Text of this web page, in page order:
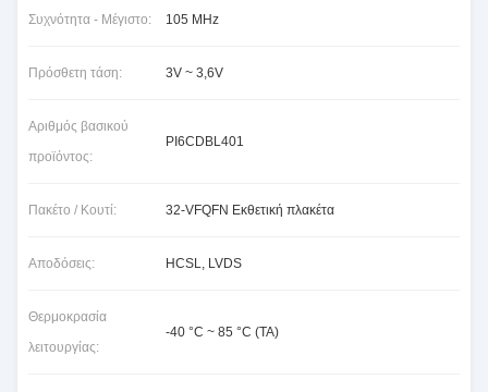
Συχνότητα - Μέγιστο: 105 MHz
Πρόσθετη τάση: 3V ~ 3,6V
Αριθμός βασικού
προϊόντος:
PI6CDBL401
Πακέτο / Κουτί: 32-VFQFN Εκθετική πλακέτα
Αποδόσεις: HCSL, LVDS
Θερμοκρασία
λειτουργίας:
-40 °C ~ 85 °C (TA)